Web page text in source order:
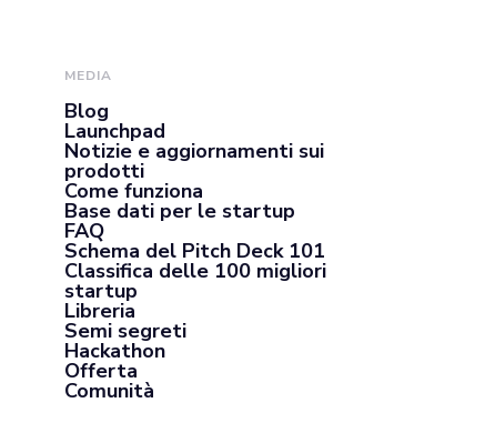
MEDIA
Blog
Launchpad
Notizie e aggiornamenti sui
prodotti
Come funziona
Base dati per le startup
FAQ
Schema del Pitch Deck 101
Classifica delle 100 migliori
startup
Libreria
Semi segreti
Hackathon
Offerta
Comunità